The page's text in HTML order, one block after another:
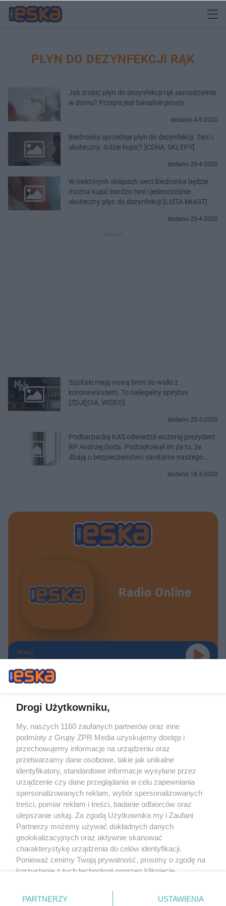
PŁYN DO DEZYNFEKCJI RĄK
Jak zrobić płyn do dezynfekcji rąk samodzielnie
w domu? Przepis jest banalnie prosty
dodano 4-5-2020
Biedronka sprzedaje płyn do dezynfekcji. Tani i
skuteczny. Gdzie kupić? [CENA, SKLEPY]
dodano 20-4-2020
W niektórych sklepach sieci Biedronka będzie
można kupić bardzo tani i jednocześnie
skuteczny płyn do dezynfekcji [LISTA MIAST]
dodano 20-4-2020
Szpitale mają nową broń do walki z
koronawirusem. To nielegalny spirytus
[ZDJĘCIA, WIDEO]
dodano 20-3-2020
Podkarpacką KAS odwiedził wczoraj prezydent
RP Andrzej Duda. Podziękował im za to, że
dbają o bezpieczeństwo sanitarne naszego
dodano 18-3-2020
Radio Online
TERAZ
GRAMY
Żaden utwór zamieszczony w serwisie nie może być powielany i
rozpowszechniany lub dalej rozpowszechniany w jakikolwiek sposób (w
tym także elektroniczny lub mechaniczny) na jakimkolwiek polu
eksploatacji w jakiejkolwiek formie, włącznie z umieszczaniem w Internecie
bez pisemnej zgody właściciela praw. Jakiekolwiek użycie lub
wykorzystanie utworów w całości lub w części z naruszeniem prawa, tzn.
bez właściwej zgody, jest zabronione pod groźbą kary i może być ścigane
prawnie.
O nas
Drogi Użytkowniku,
My, naszych 1160 zaufanych partnerów oraz inne
podmioty z Grupy ZPR Media uzyskujemy dostęp i
przechowujemy informacje na urządzeniu oraz
przetwarzamy dane osobowe, takie jak unikalne
identyfikatory, standardowe informacje wysyłane przez
urządzenie czy dane przeglądania w celu zapewniania
spersonalizowanych reklam, wybór spersonalizowanych
treści, pomiar reklam i treści, badanie odbiorców oraz
ulepszanie usług. Za zgodą Użytkownika my i Zaufani
Partnerzy możemy używać dokładnych danych
geolokalizacyjnych oraz aktywnie skanować
charakterystykę urządzenia do celów identyfikacji.
Ponieważ cenimy Twoją prywatność, prosimy o zgodę na
korzystanie z tych technologii poprzez kliknięcie
zmienić/wycofać klikając przycisk ustawień prywatności
PARTNERZY USTAWIENIA